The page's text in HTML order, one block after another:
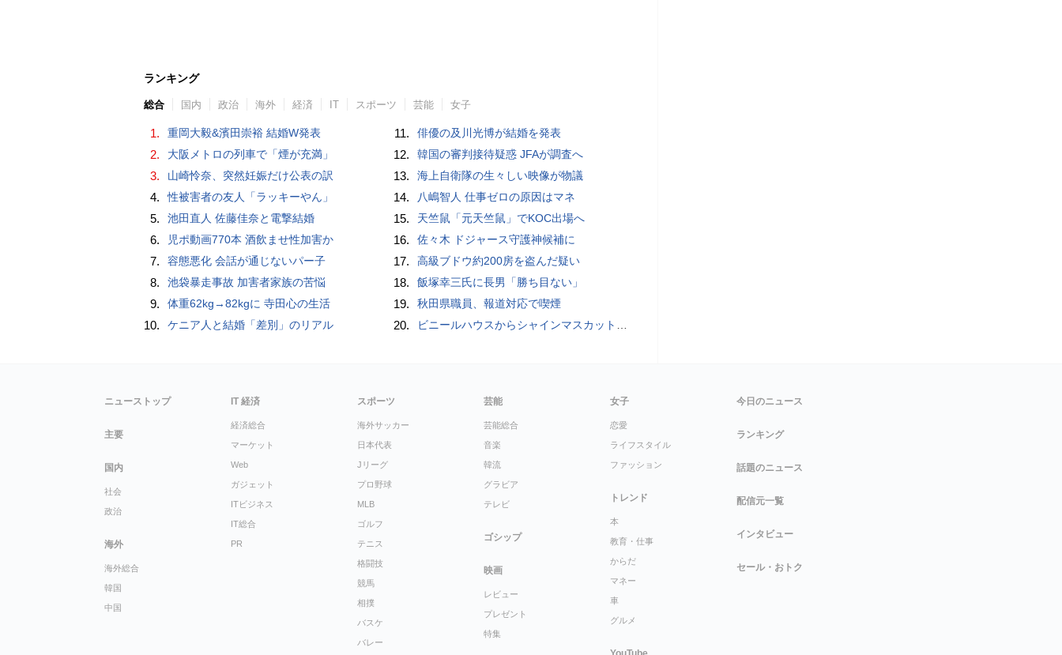
ランキング
総合 国内 政治 海外 経済 IT スポーツ 芸能 女子
1. 重岡大毅&濱田崇裕 結婚W発表
2. 大阪メトロの列車で「煙が充満」
3. 山崎怜奈、突然妊娠だけ公表の訳
4. 性被害者の友人「ラッキーやん」
5. 池田直人 佐藤佳奈と電撃結婚
6. 児ポ動画770本 酒飲ませ性加害か
7. 容態悪化 会話が通じないパー子
8. 池袋暴走事故 加害者家族の苦悩
9. 体重62kg→82kgに 寺田心の生活
10. ケニア人と結婚「差別」のリアル
11. 俳優の及川光博が結婚を発表
12. 韓国の審判接待疑惑 JFAが調査へ
13. 海上自衛隊の生々しい映像が物議
14. 八嶋智人 仕事ゼロの原因はマネ
15. 天竺鼠「元天竺鼠」でKOC出場へ
16. 佐々木 ドジャース守護神候補に
17. 高級ブドウ約200房を盗んだ疑い
18. 飯塚幸三氏に長男「勝ち目ない」
19. 秋田県職員、報道対応で喫煙
20. ビニールハウスからシャインマスカット約200房を盗んだ疑い ネットで販売か 無職の男（42）逮捕 岡山県警
ニューストップ
主要
国内
社会
政治
海外
海外総合
韓国
中国
IT 経済
経済総合
マーケット
Web
ガジェット
ITビジネス
IT総合
PR
スポーツ
海外サッカー
日本代表
Jリーグ
プロ野球
MLB
ゴルフ
テニス
格闘技
競馬
相撲
バスケ
バレー
芸能
芸能総合
音楽
韓流
グラビア
テレビ
ゴシップ
映画
レビュー
プレゼント
特集
女子
恋愛
ライフスタイル
ファッション
トレンド
本
教育・仕事
からだ
マネー
車
グルメ
今日のニュース
ランキング
話題のニュース
配信元一覧
インタビュー
セール・おトク